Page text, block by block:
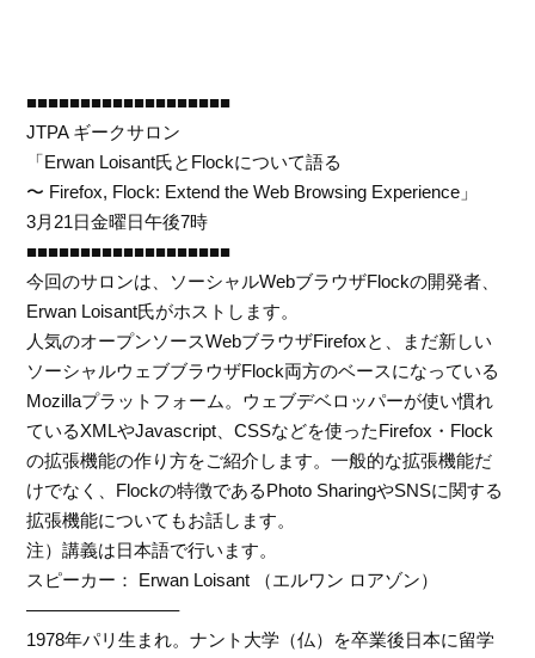
■■■■■■■■■■■■■■■■■■■
JTPA ギークサロン
「Erwan Loisant氏とFlockについて語る
〜 Firefox, Flock: Extend the Web Browsing Experience」
3月21日金曜日午後7時
■■■■■■■■■■■■■■■■■■■
今回のサロンは、ソーシャルWebブラウザFlockの開発者、
Erwan Loisant氏がホストします。
人気のオープンソースWebブラウザFirefoxと、まだ新しい
ソーシャルウェブブラウザFlock両方のベースになっている
Mozillaプラットフォーム。ウェブデベロッパーが使い慣れ
ているXMLやJavascript、CSSなどを使ったFirefox・Flock
の拡張機能の作り方をご紹介します。一般的な拡張機能だ
けでなく、Flockの特徴であるPhoto SharingやSNSに関する
拡張機能についてもお話します。
注）講義は日本語で行います。
スピーカー： Erwan Loisant （エルワン ロアゾン）
————————–
1978年パリ生まれ。ナント大学（仏）を卒業後日本に留学